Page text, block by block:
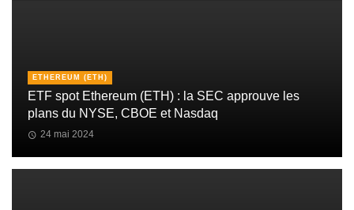
ETHEREUM (ETH)
ETF spot Ethereum (ETH) : la SEC approuve les
plans du NYSE, CBOE et Nasdaq
24 mai 2024